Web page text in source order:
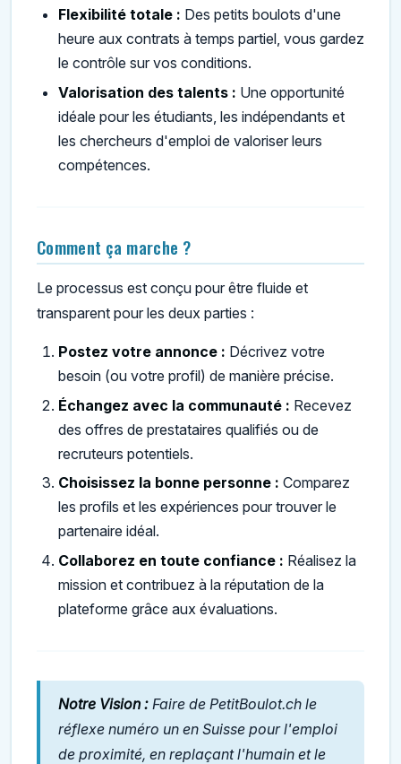
Flexibilité totale : Des petits boulots d'une
heure aux contrats à temps partiel, vous gardez
le contrôle sur vos conditions.
Valorisation des talents : Une opportunité
idéale pour les étudiants, les indépendants et
les chercheurs d'emploi de valoriser leurs
compétences.
Comment ça marche ?
Le processus est conçu pour être fluide et
transparent pour les deux parties :
Postez votre annonce : Décrivez votre
besoin (ou votre profil) de manière précise.
Échangez avec la communauté : Recevez
des offres de prestataires qualifiés ou de
recruteurs potentiels.
Choisissez la bonne personne : Comparez
les profils et les expériences pour trouver le
partenaire idéal.
Collaborez en toute confiance : Réalisez la
mission et contribuez à la réputation de la
plateforme grâce aux évaluations.
Notre Vision : Faire de PetitBoulot.ch le
réflexe numéro un en Suisse pour l'emploi
de proximité, en replaçant l'humain et le